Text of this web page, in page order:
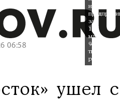
06:58
за
15
млн
942
тыс.
рублей.
ушел